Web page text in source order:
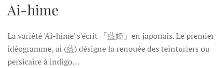
Ai-hime
La variété 'Ai-hime' s'écrit 「藍姫」en japonais. Le premier
idéogramme, ai (藍) désigne la renouée des teinturiers ou
persicaire à indigo…